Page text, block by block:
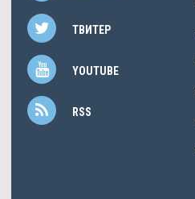
ТВИТЕР
YOUTUBE
RSS